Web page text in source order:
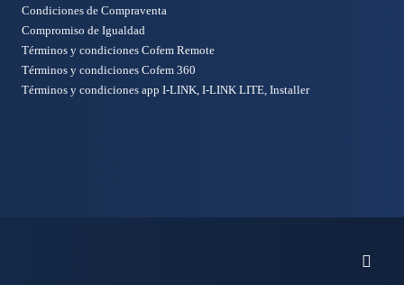
Condiciones de Compraventa
Compromiso de Igualdad
Términos y condiciones Cofem Remote
Términos y condiciones Cofem 360
Términos y condiciones app I-LINK, I-LINK LITE, Installer